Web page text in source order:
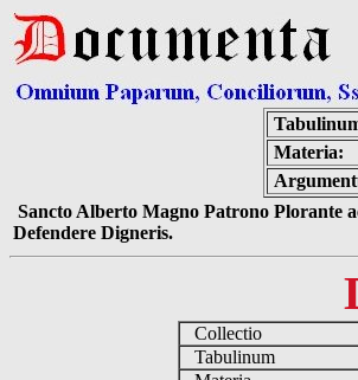
Materia:
Sancto Alberto Magno Patrono Plorante
Defendere Digneris.
Collectio
Tabulinum